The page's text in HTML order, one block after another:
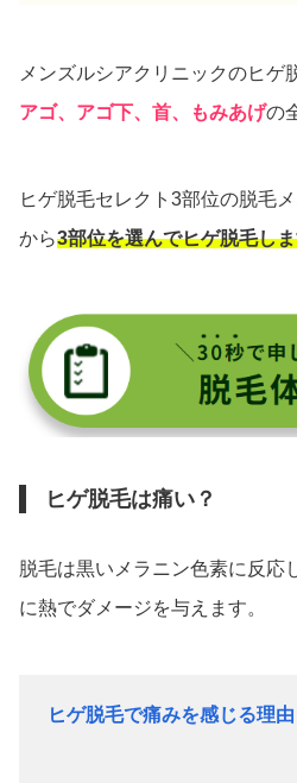
メンズルシアクリニックのヒゲ
アゴ、アゴ下、首、もみあげの
ヒゲ脱毛セレクト3部位の脱毛
から3部位を選んでヒゲ脱毛し
ヒゲ脱毛は痛い？
脱毛は黒いメラニン色素に反応
に熱でダメージを与えます。
ヒゲ脱毛で痛みを感じる理由